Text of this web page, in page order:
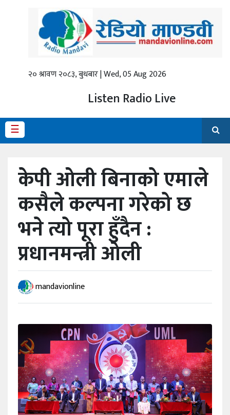
२० श्रावण २०८३, बुधबार | Wed, 05 Aug 2026
Listen Radio Live
☰
राजनीति
कला/
मनोरञ्जन
खेलकुद
अन्तर्वार्ता
राशिफल
केपी ओली बिनाको एमाले
कसैले कल्पना गरेको छ
भने त्यो पूरा हुँदैन :
प्रधानमन्त्री ओली
mandavionline